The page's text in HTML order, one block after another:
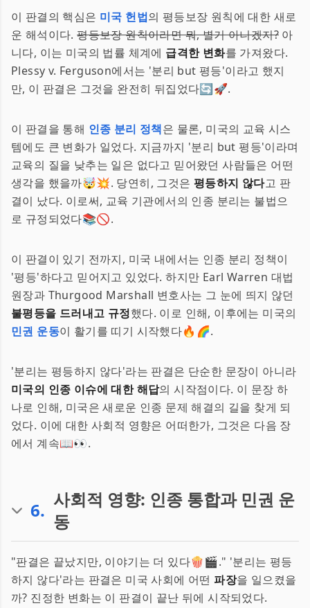
이 판결의 핵심은 미국 헌법의 평등보장 원칙에 대한 새로
운 해석이다.평등보장 원칙이라면 뭐, 별거 아니겠지? 아
니다, 이는 미국의 법률 체계에 급격한 변화를 가져왔다.
Plessy v. Ferguson에서는 '분리 but 평등'이라고 했지
만, 이 판결은 그것을 완전히 뒤집었다🔄🚀.
이 판결을 통해 인종 분리 정책은 물론, 미국의 교육 시스
템에도 큰 변화가 일었다. 지금까지 '분리 but 평등'이라며
교육의 질을 낮추는 일은 없다고 믿어왔던 사람들은 어떤
생각을 했을까🤯💥. 당연히, 그것은 평등하지 않다고 판
결이 났다. 이로써, 교육 기관에서의 인종 분리는 불법으
로 규정되었다📚🚫.
이 판결이 있기 전까지, 미국 내에서는 인종 분리 정책이
'평등'하다고 믿어지고 있었다. 하지만 Earl Warren 대법
원장과 Thurgood Marshall 변호사는 그 눈에 띄지 않던
불평등을 드러내고 규정했다. 이로 인해, 이후에는 미국의
민권 운동이 활기를 띠기 시작했다🔥🌈.
'분리는 평등하지 않다'라는 판결은 단순한 문장이 아니라
미국의 인종 이슈에 대한 해답의 시작점이다. 이 문장 하
나로 인해, 미국은 새로운 인종 문제 해결의 길을 찾게 되
었다. 이에 대한 사회적 영향은 어떠한가, 그것은 다음 장
에서 계속📖👀.
6. 사회적 영향: 인종 통합과 민권 운
동
"판결은 끝났지만, 이야기는 더 있다🍿🎬." '분리는 평등
하지 않다'라는 판결은 미국 사회에 어떤파장을 일으켰을
까? 진정한 변화는 이 판결이 끝난 뒤에 시작되었다.